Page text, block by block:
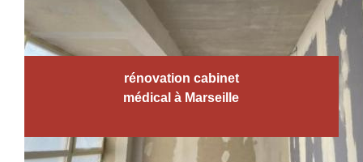
rénovation cabinet
médical à Marseille